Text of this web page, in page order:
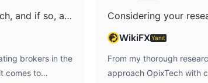
Is there a free demo account available with OpixTech, and if so, are there any restrictions such as a time limit?
brokers in the
comes to
WikiFXYanıt
From my thorough
approach OpixTech with